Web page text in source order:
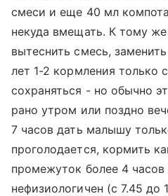
смеси и еще 40 мл
некуда вмещать. К тому
вытеснить смесь,
лет 1-2 кормления только
сохраняться - но обычно
рано утром или поздно
7 часов дать малышу
проголодается, кормить
промежуток более 4 часов
нефизиологичен (с 7.45